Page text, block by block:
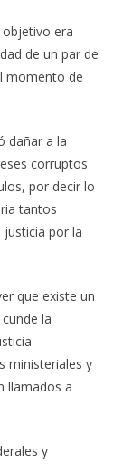
era
de un par de
momento de
dañar a la
corruptos
por decir lo
tantos
justicia por la
que existe un
la
ministeriales y
llamados a
y